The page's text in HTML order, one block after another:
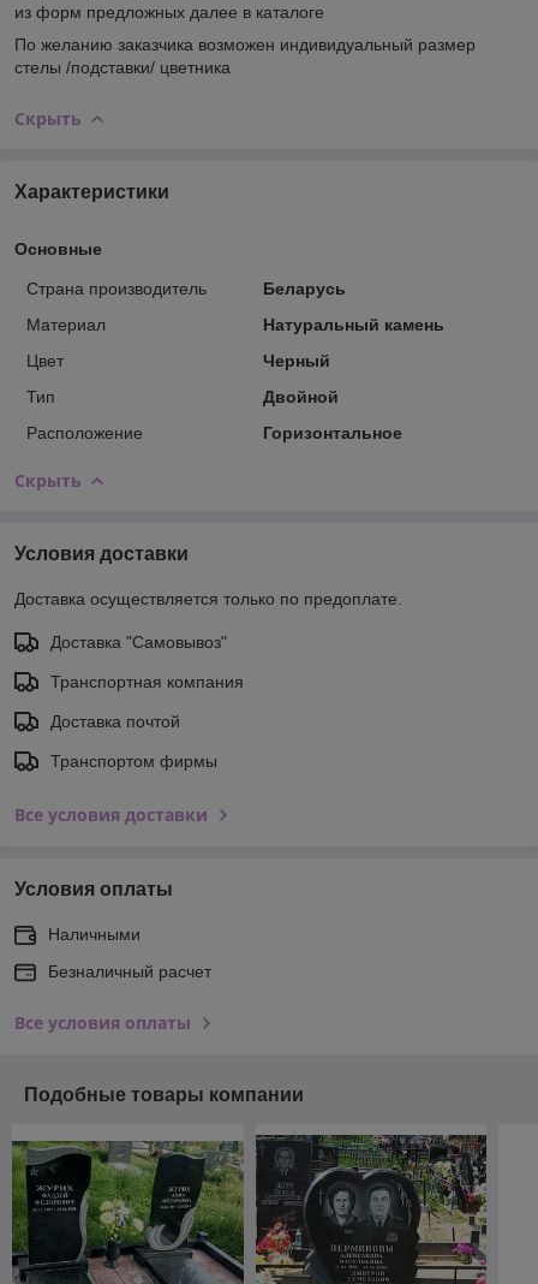
из форм предложных далее в каталоге
По желанию заказчика возможен индивидуальный размер
стелы /подставки/ цветника
Скрыть
Характеристики
Основные
Страна производитель
Беларусь
Материал
Натуральный камень
Цвет
Черный
Тип
Двойной
Расположение
Горизонтальное
Скрыть
Условия доставки
Доставка осуществляется только по предоплате.
Доставка "Самовывоз"
Транспортная компания
Доставка почтой
Транспортом фирмы
Все условия доставки
Условия оплаты
Наличными
Безналичный расчет
Все условия оплаты
Подобные товары компании